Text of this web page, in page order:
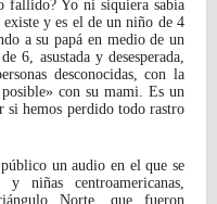
fallido? Yo ni siquiera sabía
y es el de un niño de 4
a su papá en medio de un
6, asustada y desesperada,
desconocidas, con la
con su mami. Es un
si hemos perdido todo rastro
un audio en el que se
niñas centroamericanas,
Norte, que fueron